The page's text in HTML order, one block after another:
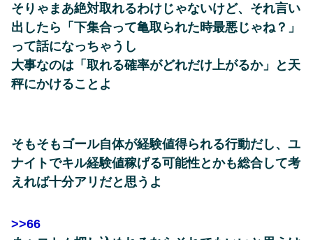
そりゃまあ絶対取れるわけじゃないけど、それ言い
出したら「下集合って亀取られた時最悪じゃね？」
って話になっちゃうし
大事なのは「取れる確率がどれだけ上がるか」と天
秤にかけることよ
そもそもゴール自体が経験値得られる行動だし、ユ
ナイトでキル経験値稼げる可能性とかも総合して考
えれば十分アリだと思うよ
>>66